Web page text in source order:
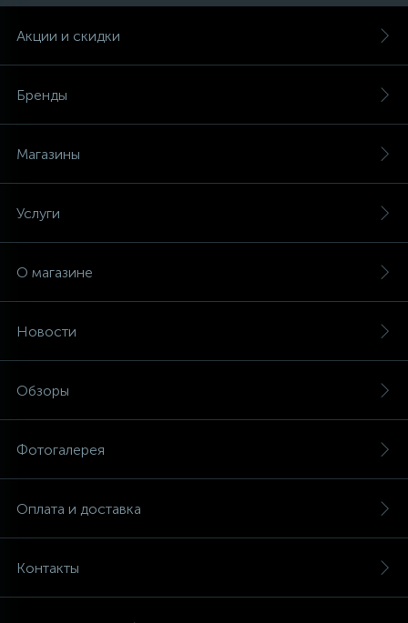
Акции и скидки
Бренды
Магазины
Услуги
О магазине
Новости
Обзоры
Фотогалерея
Оплата и доставка
Контакты